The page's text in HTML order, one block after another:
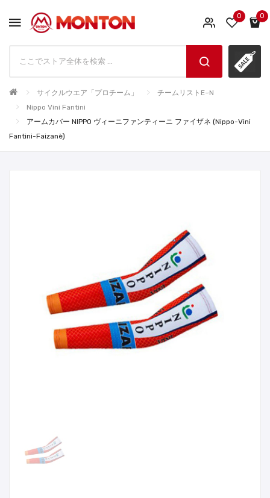
0 0
サイクルウエア「プロチーム」
チームリストE~N
Nippo Vini Fantini
アームカバー NIPPO ヴィーニファンティーニ ファイザネ (Nippo-Vini
Fantini-Faizanè)